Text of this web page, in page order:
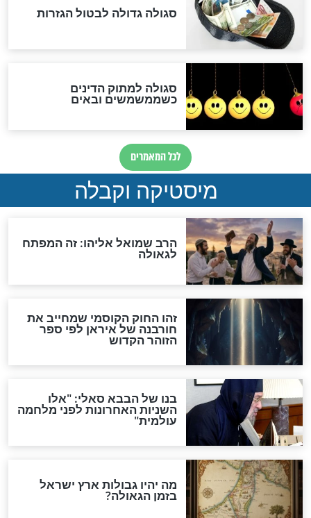
שורדת השואה שחוגגת 100:
"מודה לקב"ה על כל השנים"
לכל המאמרים
אחרית הימים
האם אפשר לחשב את הקץ?
מה יהיה בימות המשיח?
"לפני הגאולה תהיה אפיקורסות
והכחשה גדולה מאוד של
האמונה"